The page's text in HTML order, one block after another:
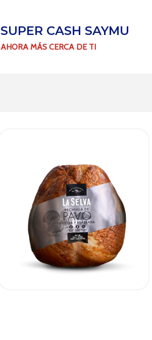
SUPER CASH SAYMU
AHORA MÁS CERCA DE TI